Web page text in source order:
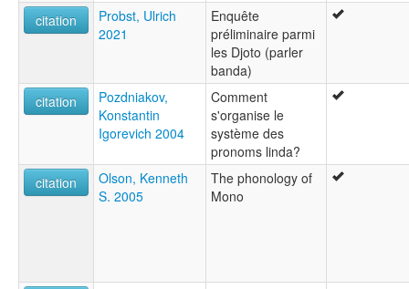
citation
Probst, Ulrich
2021
Enquête
préliminaire parmi
les Djoto (parler
banda)
citation
Pozdniakov,
Konstantin
Igorevich 2004
Comment
s'organise le
système des
pronoms linda?
citation
Olson, Kenneth
S. 2005
The phonology of
Mono